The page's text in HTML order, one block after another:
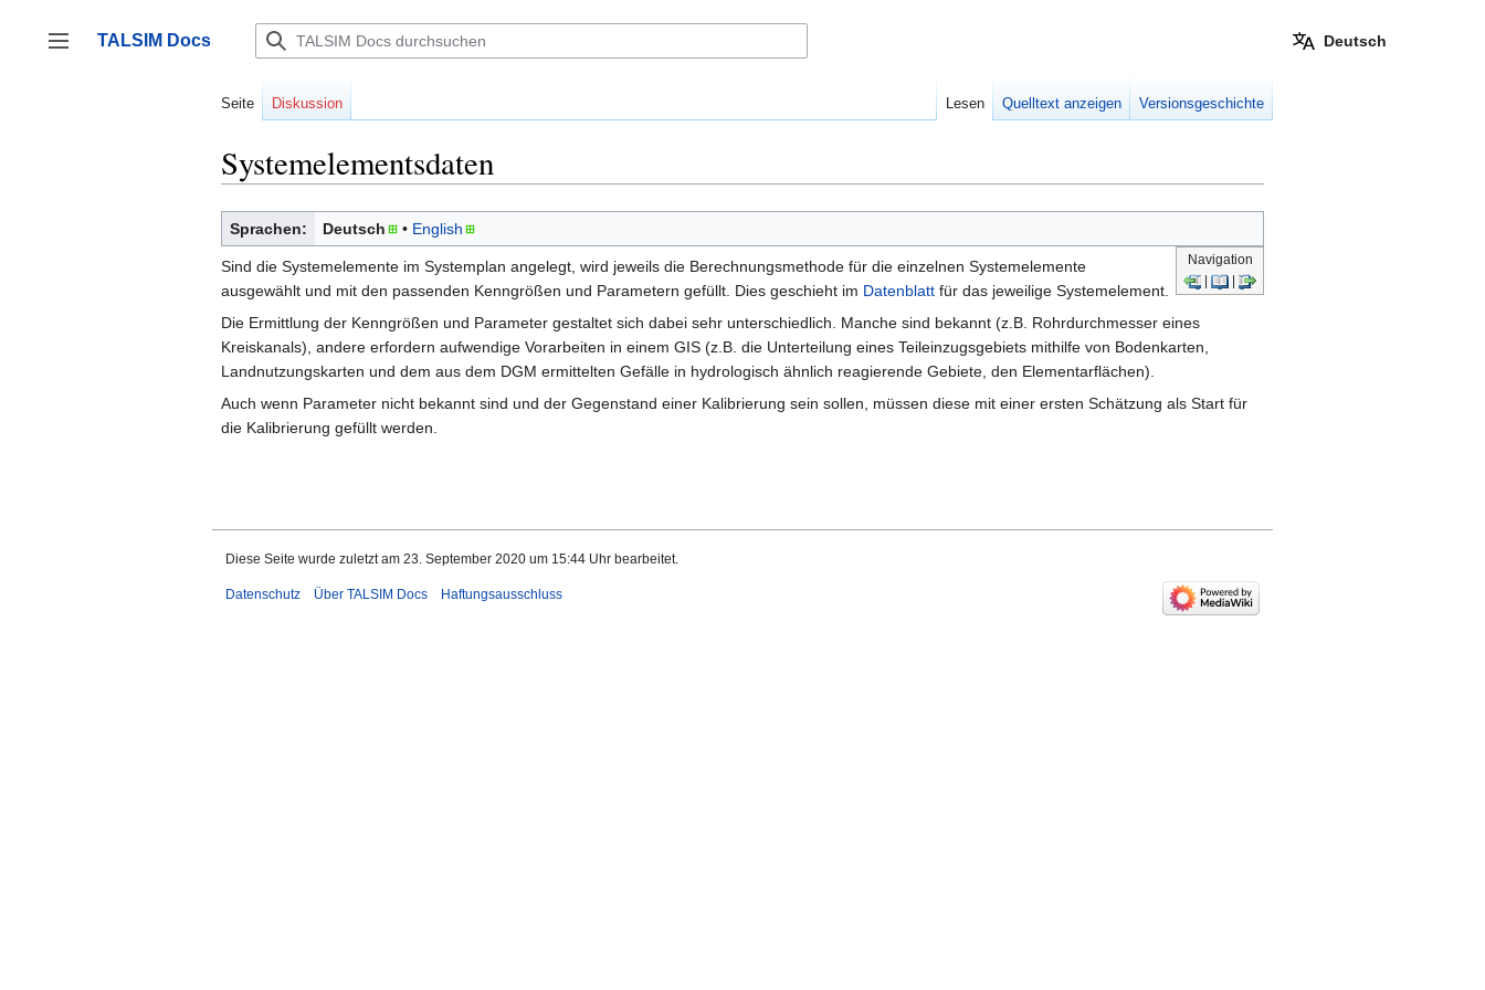
springen
Seitenleiste umschalten
TALSIM Docs Deutsch
Seite Diskussion Lesen Quelltext anzeigen Versionsgeschichte
Systemelementsdaten
Sprachen: Deutsch English
Navigation
Sind die Systemelemente im Systemplan angelegt, wird jeweils die Berechnungsmethode für die einzelnen Systemelemente
ausgewählt und mit den passenden Kenngrößen und Parametern gefüllt. Dies geschieht im Datenblatt für das jeweilige Systemelement.
Die Ermittlung der Kenngrößen und Parameter gestaltet sich dabei sehr unterschiedlich. Manche sind bekannt (z.B. Rohrdurchmesser eines
Kreiskanals), andere erfordern aufwendige Vorarbeiten in einem GIS (z.B. die Unterteilung eines Teileinzugsgebiets mithilfe von Bodenkarten,
Landnutzungskarten und dem aus dem DGM ermittelten Gefälle in hydrologisch ähnlich reagierende Gebiete, den Elementarflächen).
Auch wenn Parameter nicht bekannt sind und der Gegenstand einer Kalibrierung sein sollen, müssen diese mit einer ersten Schätzung als Start für
die Kalibrierung gefüllt werden.
Diese Seite wurde zuletzt am 23. September 2020 um 15:44 Uhr bearbeitet.
Datenschutz Über TALSIM Docs Haftungsausschluss